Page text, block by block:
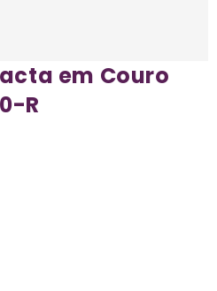
em Couro
R